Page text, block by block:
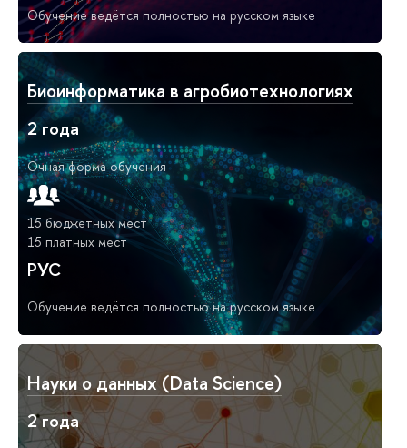
Обучение ведётся полностью на русском языке
Биоинформатика в агробиотехнологиях
2 года
Очная форма обучения
15 бюджетных мест
15 платных мест
РУС
Обучение ведётся полностью на русском языке
Науки о данных (Data Science)
2 года